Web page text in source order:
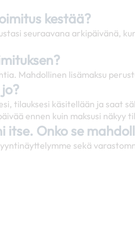
kestää?
seuraavana arkipäivänä,
Mahdollinen lisämaksu
tilauksesi käsitellään ja
ennen kuin maksusi näkyy
itse. Onko se
sekä